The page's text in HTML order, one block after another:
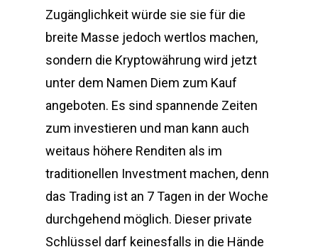
Zugänglichkeit würde sie sie für die
breite Masse jedoch wertlos machen,
sondern die Kryptowährung wird jetzt
unter dem Namen Diem zum Kauf
angeboten. Es sind spannende Zeiten
zum investieren und man kann auch
weitaus höhere Renditen als im
traditionellen Investment machen, denn
das Trading ist an 7 Tagen in der Woche
durchgehend möglich. Dieser private
Schlüssel darf keinesfalls in die Hände